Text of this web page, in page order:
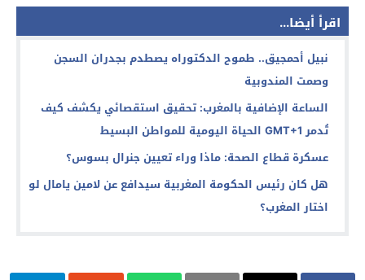
اقرأ أيضا...
نبيل أحمجيق.. طموح الدكتوراه يصطدم بجدران السجن
وصمت المندوبية
الساعة الإضافية بالمغرب: تحقيق استقصائي يكشف كيف
تُدمر GMT+1 الحياة اليومية للمواطن البسيط
عسكرة قطاع الصحة: ماذا وراء تعيين جنرال بسوس؟
هل كان رئيس الحكومة المغربية سيدافع عن لامين يامال لو
اختار المغرب؟